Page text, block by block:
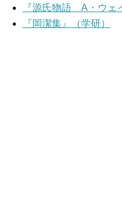
『源氏物語 A・ウェ
『岡潔集』（学研）